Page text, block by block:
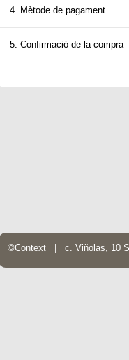
4. Mètode de pagament
5. Confirmació de la compra
©Context | c. Viñolas, 10